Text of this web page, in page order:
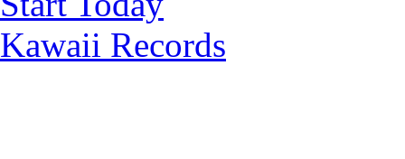
Kawaii Records